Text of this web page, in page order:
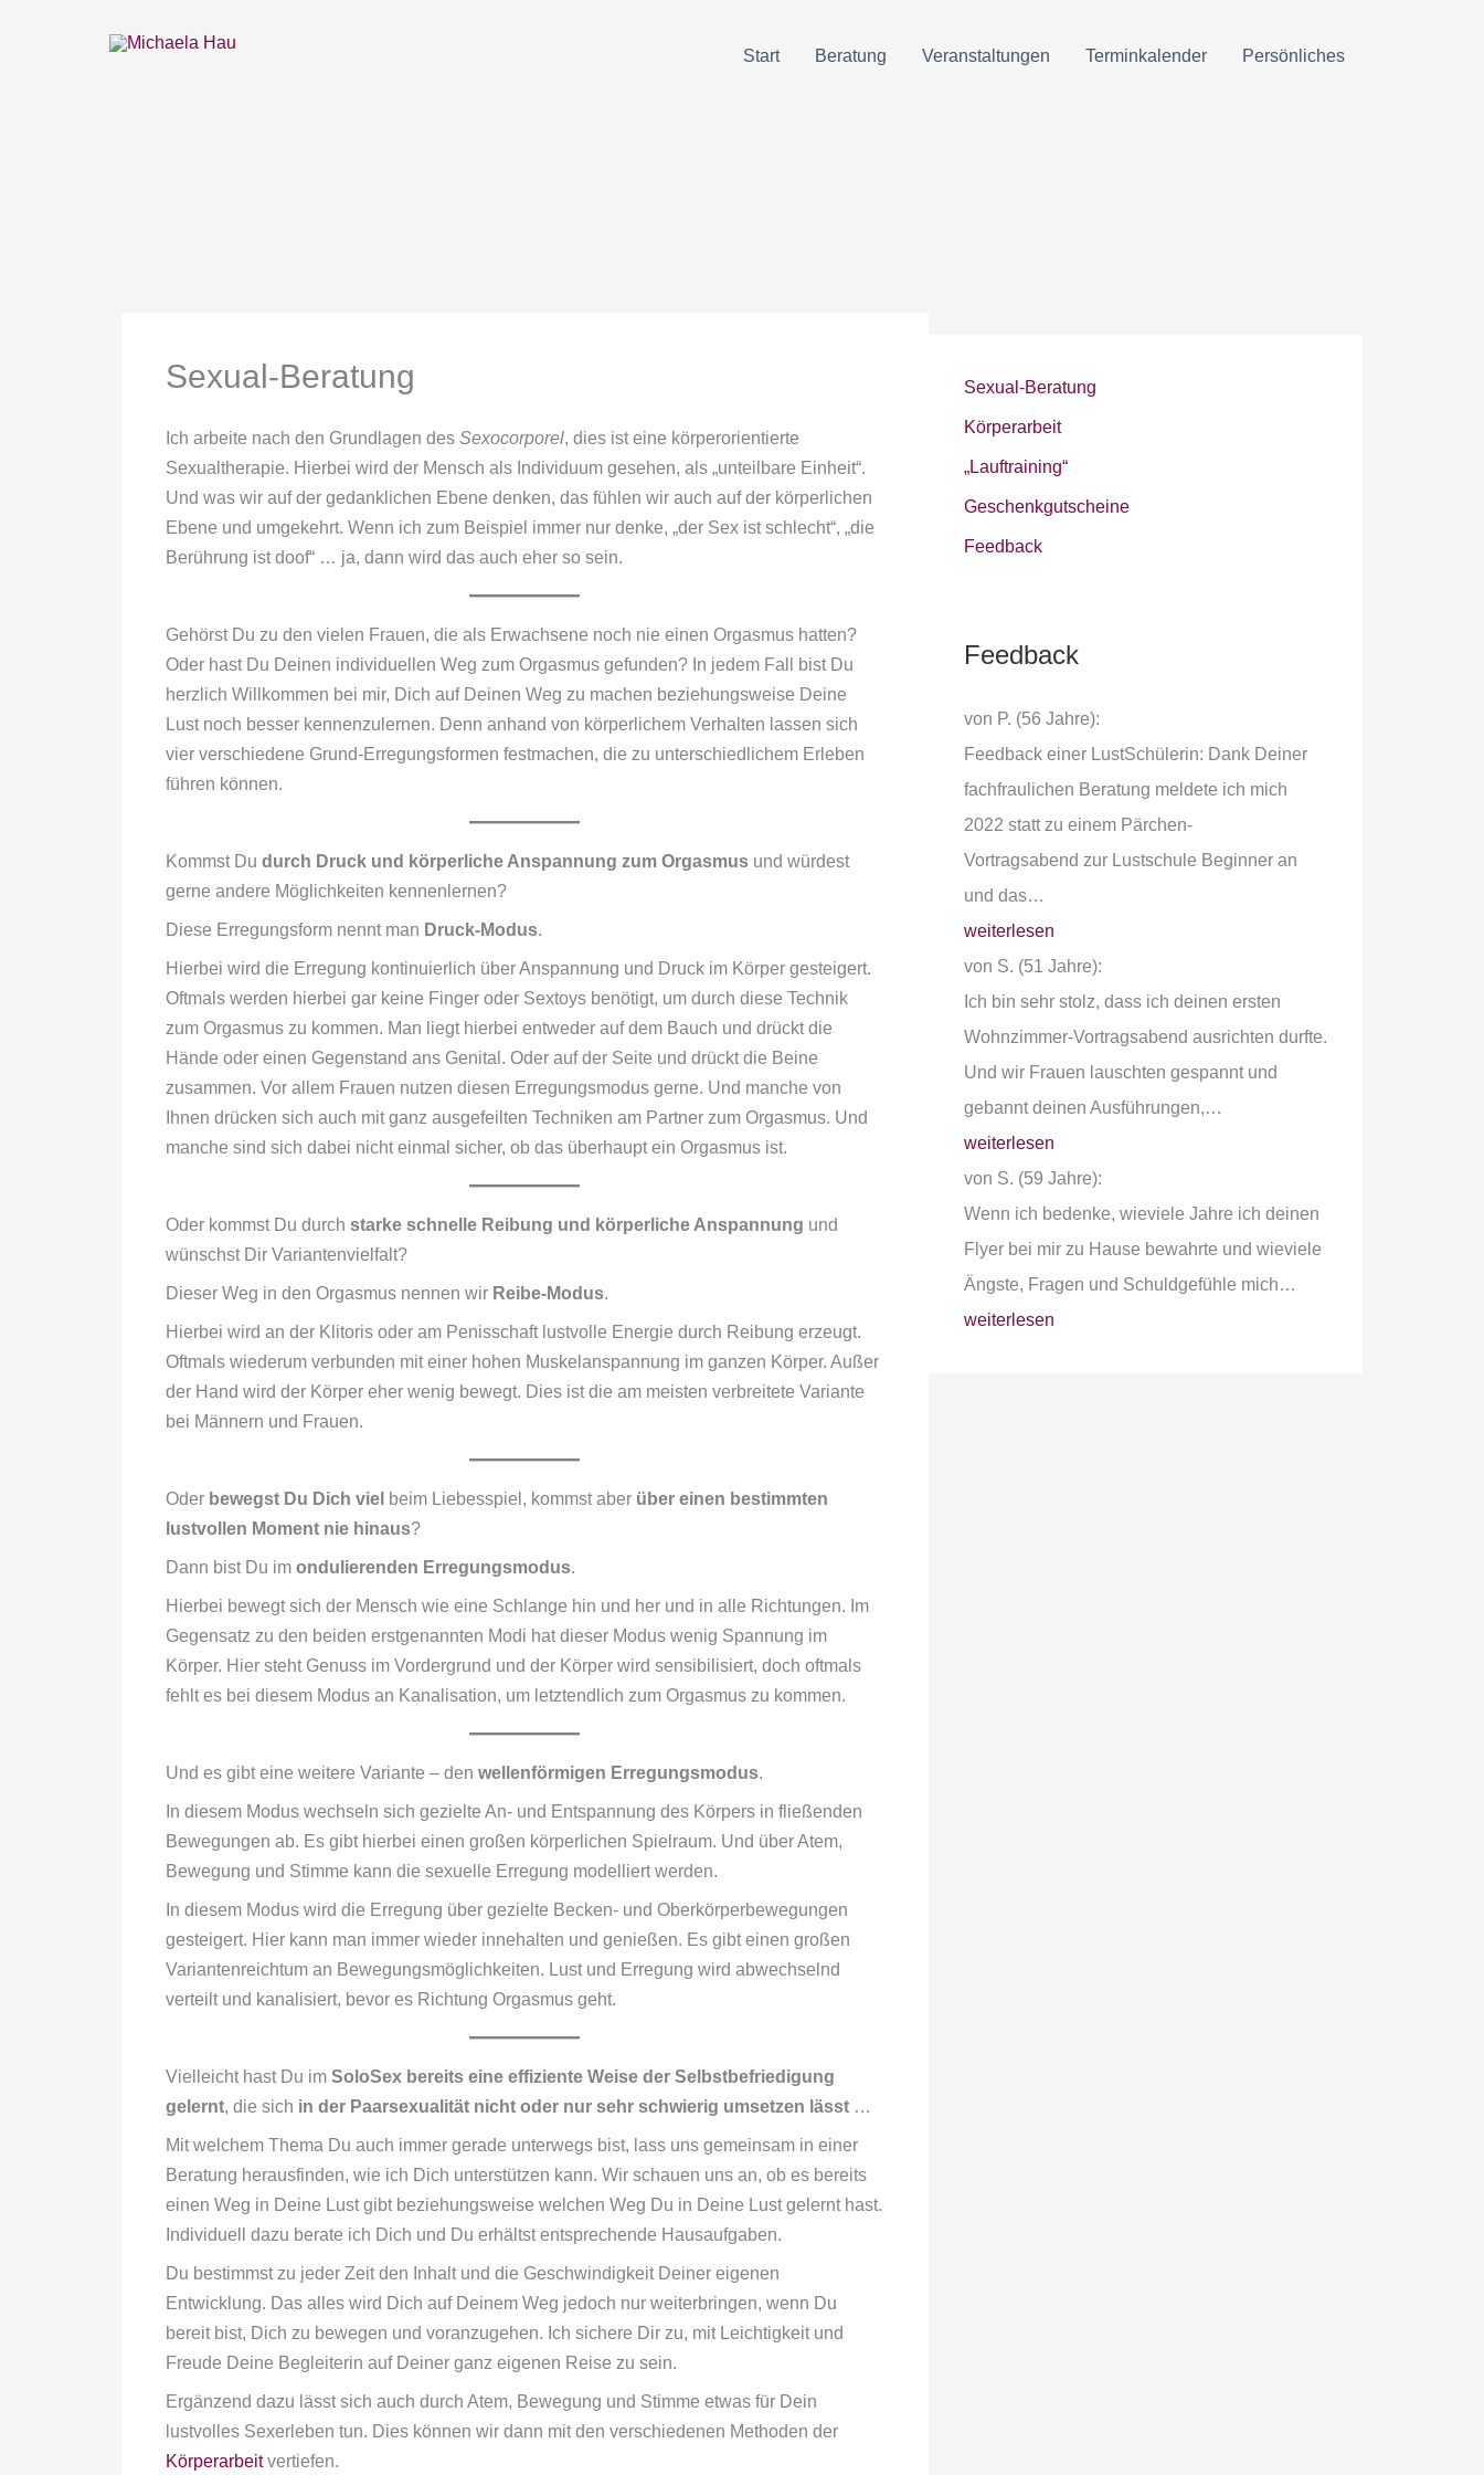
Start Beratung Veranstaltungen Terminkalender Persönliches
Sexual-Beratung
Ich arbeite nach den Grundlagen des Sexocorporel, dies ist eine körperorientierte
Sexualtherapie. Hierbei wird der Mensch als Individuum gesehen, als „unteilbare Einheit“.
Und was wir auf der gedanklichen Ebene denken, das fühlen wir auch auf der körperlichen
Ebene und umgekehrt. Wenn ich zum Beispiel immer nur denke, „der Sex ist schlecht“, „die
Berührung ist doof“ … ja, dann wird das auch eher so sein.
Gehörst Du zu den vielen Frauen, die als Erwachsene noch nie einen Orgasmus hatten?
Oder hast Du Deinen individuellen Weg zum Orgasmus gefunden? In jedem Fall bist Du
herzlich Willkommen bei mir, Dich auf Deinen Weg zu machen beziehungsweise Deine
Lust noch besser kennenzulernen. Denn anhand von körperlichem Verhalten lassen sich
vier verschiedene Grund-Erregungsformen festmachen, die zu unterschiedlichem Erleben
führen können.
Kommst Du durch Druck und körperliche Anspannung zum Orgasmus und würdest
gerne andere Möglichkeiten kennenlernen?
Diese Erregungsform nennt man Druck-Modus.
Hierbei wird die Erregung kontinuierlich über Anspannung und Druck im Körper gesteigert.
Oftmals werden hierbei gar keine Finger oder Sextoys benötigt, um durch diese Technik
zum Orgasmus zu kommen. Man liegt hierbei entweder auf dem Bauch und drückt die
Hände oder einen Gegenstand ans Genital. Oder auf der Seite und drückt die Beine
zusammen. Vor allem Frauen nutzen diesen Erregungsmodus gerne. Und manche von
Ihnen drücken sich auch mit ganz ausgefeilten Techniken am Partner zum Orgasmus. Und
manche sind sich dabei nicht einmal sicher, ob das überhaupt ein Orgasmus ist.
Oder kommst Du durch starke schnelle Reibung und körperliche Anspannung und
wünschst Dir Variantenvielfalt?
Dieser Weg in den Orgasmus nennen wir Reibe-Modus.
Hierbei wird an der Klitoris oder am Penisschaft lustvolle Energie durch Reibung erzeugt.
Oftmals wiederum verbunden mit einer hohen Muskelanspannung im ganzen Körper. Außer
der Hand wird der Körper eher wenig bewegt. Dies ist die am meisten verbreitete Variante
bei Männern und Frauen.
Oder bewegst Du Dich viel beim Liebesspiel, kommst aber über einen bestimmten
lustvollen Moment nie hinaus?
Dann bist Du im ondulierenden Erregungsmodus.
Hierbei bewegt sich der Mensch wie eine Schlange hin und her und in alle Richtungen. Im
Gegensatz zu den beiden erstgenannten Modi hat dieser Modus wenig Spannung im
Körper. Hier steht Genuss im Vordergrund und der Körper wird sensibilisiert, doch oftmals
fehlt es bei diesem Modus an Kanalisation, um letztendlich zum Orgasmus zu kommen.
Und es gibt eine weitere Variante – den wellenförmigen Erregungsmodus.
In diesem Modus wechseln sich gezielte An- und Entspannung des Körpers in fließenden
Bewegungen ab. Es gibt hierbei einen großen körperlichen Spielraum. Und über Atem,
Bewegung und Stimme kann die sexuelle Erregung modelliert werden.
In diesem Modus wird die Erregung über gezielte Becken- und Oberkörperbewegungen
gesteigert. Hier kann man immer wieder innehalten und genießen. Es gibt einen großen
Variantenreichtum an Bewegungsmöglichkeiten. Lust und Erregung wird abwechselnd
verteilt und kanalisiert, bevor es Richtung Orgasmus geht.
Vielleicht hast Du im SoloSex bereits eine effiziente Weise der Selbstbefriedigung
gelernt, die sich in der Paarsexualität nicht oder nur sehr schwierig umsetzen lässt …
Mit welchem Thema Du auch immer gerade unterwegs bist, lass uns gemeinsam in einer
Beratung herausfinden, wie ich Dich unterstützen kann. Wir schauen uns an, ob es bereits
einen Weg in Deine Lust gibt beziehungsweise welchen Weg Du in Deine Lust gelernt hast.
Individuell dazu berate ich Dich und Du erhältst entsprechende Hausaufgaben.
Du bestimmst zu jeder Zeit den Inhalt und die Geschwindigkeit Deiner eigenen
Entwicklung. Das alles wird Dich auf Deinem Weg jedoch nur weiterbringen, wenn Du
bereit bist, Dich zu bewegen und voranzugehen. Ich sichere Dir zu, mit Leichtigkeit und
Freude Deine Begleiterin auf Deiner ganz eigenen Reise zu sein.
Ergänzend dazu lässt sich auch durch Atem, Bewegung und Stimme etwas für Dein
lustvolles Sexerleben tun. Dies können wir dann mit den verschiedenen Methoden der
Körperarbeitvertiefen.
Sexual-Beratung
Körperarbeit
„Lauftraining“
Geschenkgutscheine
Feedback
Feedback
von P. (56 Jahre):
Feedback einer LustSchülerin: Dank Deiner
fachfraulichen Beratung meldete ich mich
2022 statt zu einem Pärchen-
Vortragsabend zur Lustschule Beginner an
und das…
weiterlesen
von S. (51 Jahre):
Ich bin sehr stolz, dass ich deinen ersten
Wohnzimmer-Vortragsabend ausrichten durfte.
Und wir Frauen lauschten gespannt und
gebannt deinen Ausführungen,…
weiterlesen
von S. (59 Jahre):
Wenn ich bedenke, wieviele Jahre ich deinen
Flyer bei mir zu Hause bewahrte und wieviele
Ängste, Fragen und Schuldgefühle mich…
weiterlesen